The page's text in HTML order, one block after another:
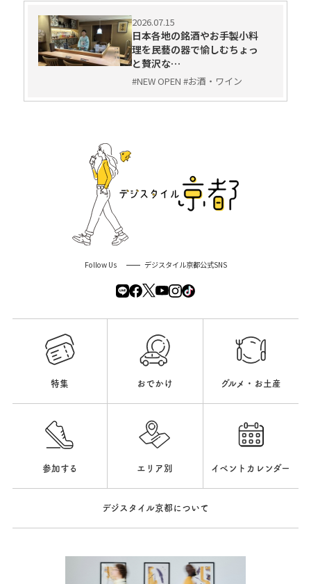
2026.07.15
日本各地の銘酒やお手製小料
理を民藝の器で愉しむちょっ
と贅沢な…
#NEW OPEN #お酒・ワイン
Follow Us デジスタイル京都公式SNS
特集 おでかけ グルメ・お土産
参加する エリア別 イベントカレンダー
デジスタイル京都について